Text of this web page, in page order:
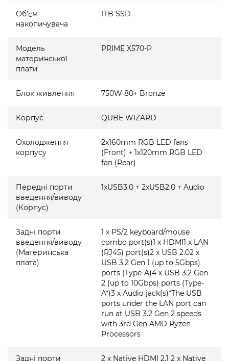
Об'єм
накопичувача
1TB SSD
Модель
материнської
плати
PRIME X570-P
Блок живлення 750W 80+ Bronze
Корпус QUBE WIZARD
Охолодження
корпусу
2x160mm RGB LED fans
(Front) + 1x120mm RGB LED
fan (Rear)
Передні порти
введення/виводу
(Корпус)
1xUSB3.0 + 2xUSB2.0 + Audio
Задні порти
введення/виводу
(Материнська
плата)
1 x PS/2 keyboard/mouse
combo port(s)1 x HDMI1 x LAN
(RJ45) port(s)2 x USB 2.02 x
USB 3.2 Gen 1 (up to 5Gbps)
ports (Type-A)4 x USB 3.2 Gen
2 (up to 10Gbps) ports (Type-
A*)3 x Audio jack(s)*The USB
ports under the LAN port can
run at USB 3.2 Gen 2 speeds
with 3rd Gen AMD Ryzen
Processors
Задні порти 2 x Native HDMI 2.1 2 x Native